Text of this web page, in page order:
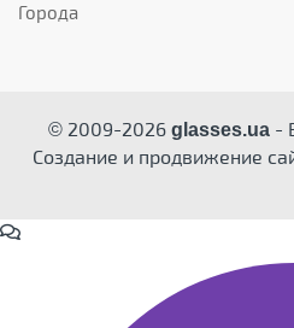
Города
© 2009-2026glasses.ua-
Создание и продвижение